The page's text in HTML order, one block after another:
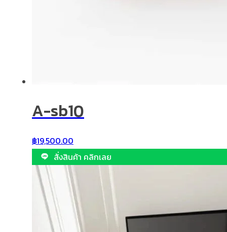
A-sb10
฿19,500.00
สั่งสินค้า คลิกเลย